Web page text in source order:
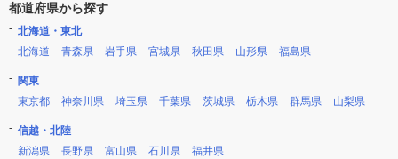
都道府県から探す
北海道・東北
北海道
青森県 岩手県 宮城県 秋田県 山形県 福島県
関東
東京都
神奈川県 埼玉県 千葉県 茨城県 栃木県 群馬県 山梨県
信越・北陸
新潟県
長野県 富山県 石川県 福井県